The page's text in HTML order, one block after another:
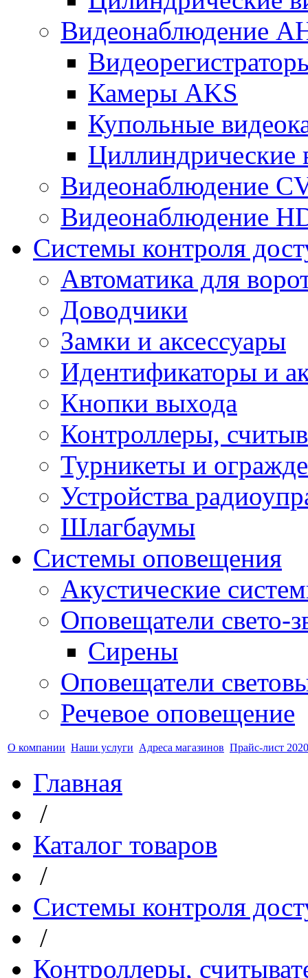
Видеонаблюдение
Камеры AKS
Купольные
Циллиндрические
Видеонаблюдение
Видеонаблюдение
Системы контроля
Автоматика для
Доводчики
Замки и аксессуары
Идентификаторы и
Кнопки выхода
Контроллеры,
Турникеты и
Устройства
Шлагбаумы
Системы оповещения
Акустические
Оповещатели свето-
Сирены
Оповещатели
Речевое оповещение
О компании Наши услуги Адреса магазинов Прайс-лист
Главная
/
Каталог товаров
/
Системы контроля
/
Контроллеры,